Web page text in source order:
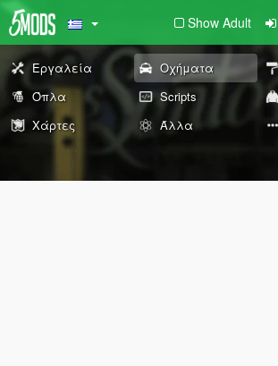
Show Adult
Εργαλεία Οχήματα
Όπλα
Scripts
Χάρτες
Άλλα